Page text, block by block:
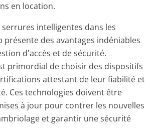
en location.
intelligentes dans les
présente des avantages indéniables
d'accès et de sécurité.
primordial de choisir des dispositifs
attestant de leur fiabilité et
Ces technologies doivent être
à jour pour contrer les nouvelles
et garantir une sécurité